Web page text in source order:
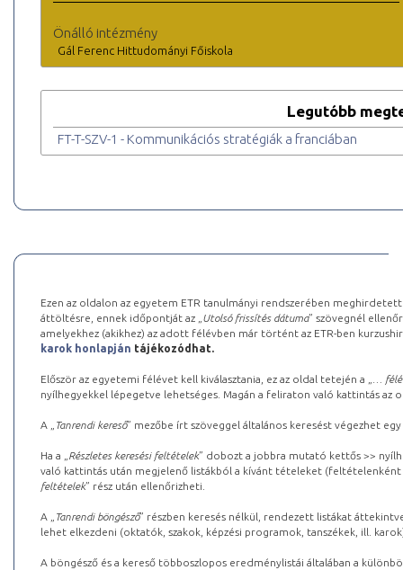
Önálló intézmény
Gál Ferenc Hittudományi Főiskola
Legutóbb
FT-T-SZV-1 - Kommunikációs stratégiák a franciában
Ezen az oldalon az egyetem ETR tanulmányi rendszerében
áttöltésre, ennek időpontját az „ Utolsó frissítés dátuma” szövegnél
amelyekhez (akikhez) az adott félévben már történt az ETR-ben
karok honlapján tájékozódhat.
Először az egyetemi félévet kell kiválasztania, ez az oldal tetején a „
…
nyílhegyekkel lépegetve lehetséges. Magán a feliraton való kattintás az
A „ Tanrendi kereső” mezőbe írt szöveggel általános keresést végezhet
Ha a „ Részletes keresési feltételek” dobozt a jobbra mutató kettős >>
való kattintás után megjelenő listákból a kívánt tételeket (feltételenként
feltételek” rész után ellenőrizheti.
A „ Tanrendi böngésző” részben keresés nélkül, rendezett listákat
lehet elkezdeni (oktatók, szakok, képzési programok, tanszékek, ill.
A böngésző és a kereső többoszlopos eredménylistái általában a